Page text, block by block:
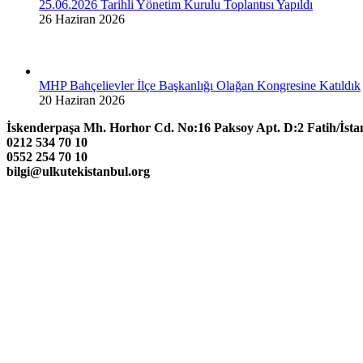
25.06.2026 Tarihli Yönetim Kurulu Toplantısı Yapıldı
26 Haziran 2026
MHP Bahçelievler İlçe Başkanlığı Olağan Kongresine Katıldık
20 Haziran 2026
İskenderpaşa Mh. Horhor Cd. No:16 Paksoy Apt. D:2 Fatih/
0212 534 70 10
0552 254 70 10
bilgi@ulkutekistanbul.org